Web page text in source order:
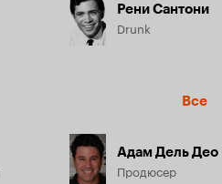
Рени Сантони
Drunk
Все
Адам Дель Део
Продюсер